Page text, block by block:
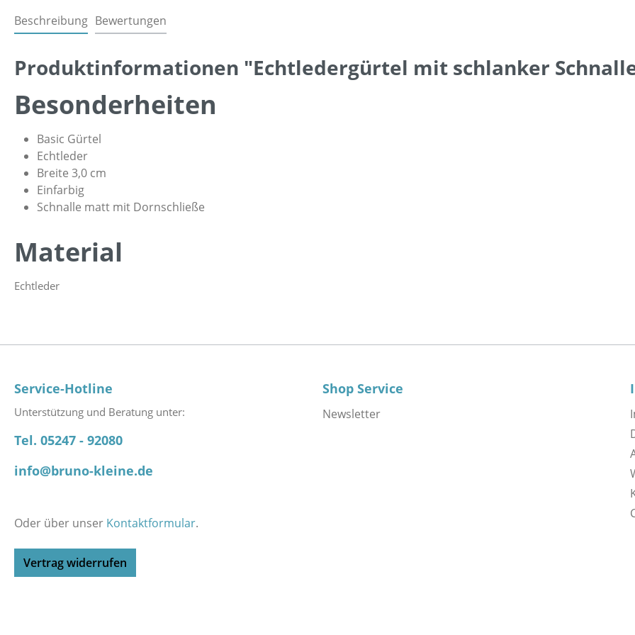
Beschreibung Bewertungen
Produktinformationen "Echtledergürtel mit schlanker
Besonderheiten
Basic Gürtel
Echtleder
Breite 3,0 cm
Einfarbig
Schnalle matt mit Dornschließe
Material
Echtleder
Service-Hotline
Unterstützung und Beratung unter:
Tel. 05247 - 92080
info@bruno-kleine.de
Oder über unser Kontaktformular.
Vertrag widerrufen
Shop Service
Newsletter